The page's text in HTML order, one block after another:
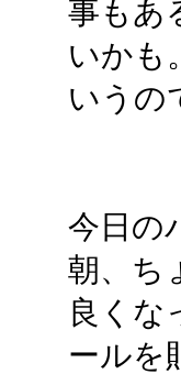
事もあ
いかも
いうの
今日の
朝、ち
良くな
ールを